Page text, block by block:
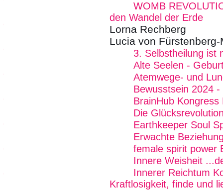
WOMB
den Wandel der Erde
Lorna Rechberg
Lucia von Fürstenberg-
3. Selbstheilung ist
Alte Seelen -
Atemwege- und
Bewusstsein 2024
BrainHub Kongress
Die
Earthkeeper Soul
Erwachte
female spirit power
Innere Weisheit
Innerer Reichtum
Kraftlosigkeit, finde und